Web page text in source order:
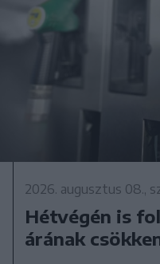
2026. augusztus 08.,
Hétvégén is
árának